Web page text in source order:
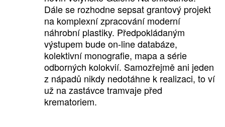
Dále se rozhodne sepsat grantový projekt
na komplexní zpracování moderní
náhrobní plastiky. Předpokládaným
výstupem bude on-line databáze,
kolektivní monografie, mapa a série
odborných kolokvií. Samozřejmě ani jeden
z nápadů nikdy nedotáhne k realizaci, to ví
už na zastávce tramvaje před
krematoriem.